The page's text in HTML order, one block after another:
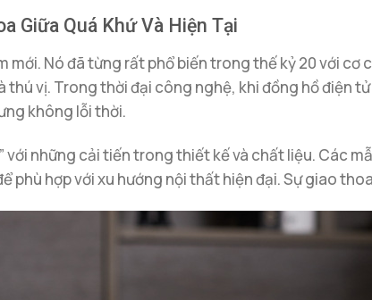
Giữa Quá Khứ Và Hiện Tại
mới. Nó đã từng rất phổ biến trong thế kỷ 20 với
thú vị. Trong thời đại công nghệ, khi đồng hồ điện
không lỗi thời.
với những cải tiến trong thiết kế và chất liệu. Các
phù hợp với xu hướng nội thất hiện đại. Sự giao